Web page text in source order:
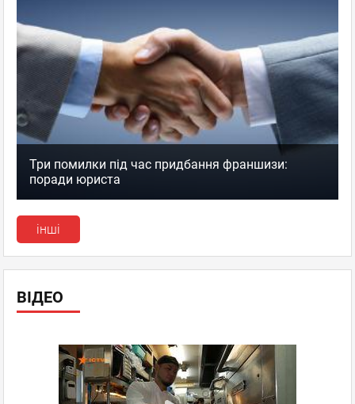
Три помилки під час придбання франшизи:
поради юриста
інші
ВІДЕО